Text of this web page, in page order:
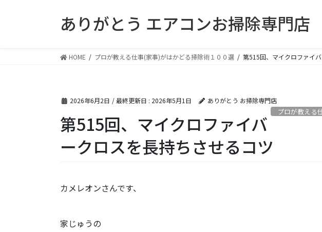
ありがとう エアコンお掃除専門店
HOME プロが教える仕事(家事)がはかどる掃除術１００選 第515回、マイクロファイ
2026年6月2日 / 最終更新日 : 2026年5月1日 ありがとう お掃除専門店
プロが教える
第515回、マイクロファイバ
ークロスを長持ちさせるコツ
カメレオンさんです、
家じゅうの